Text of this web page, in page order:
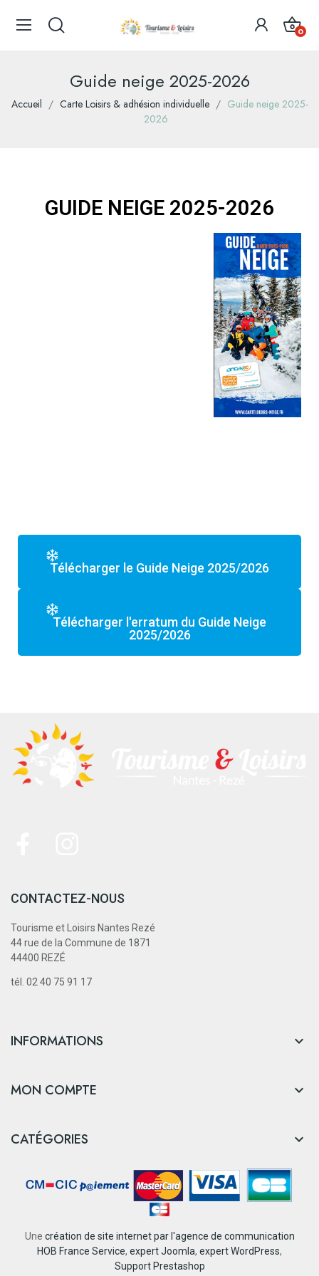
0
Guide neige 2025-2026
Accueil Carte Loisirs & adhésion individuelle
Guide neige 2025-
2026
GUIDE NEIGE 2025-2026
Télécharger le Guide Neige 2025/2026
Télécharger l'erratum du Guide Neige
2025/2026
CONTACTEZ-NOUS
Tourisme et Loisirs Nantes Rezé
44 rue de la Commune de 1871
44400 REZÉ
tél. 02 40 75 91 17
INFORMATIONS 
MON COMPTE 
CATÉGORIES 
Une création de site internet par l'agence de communication
HOB France Service, expert Joomla, expert WordPress,
Support Prestashop